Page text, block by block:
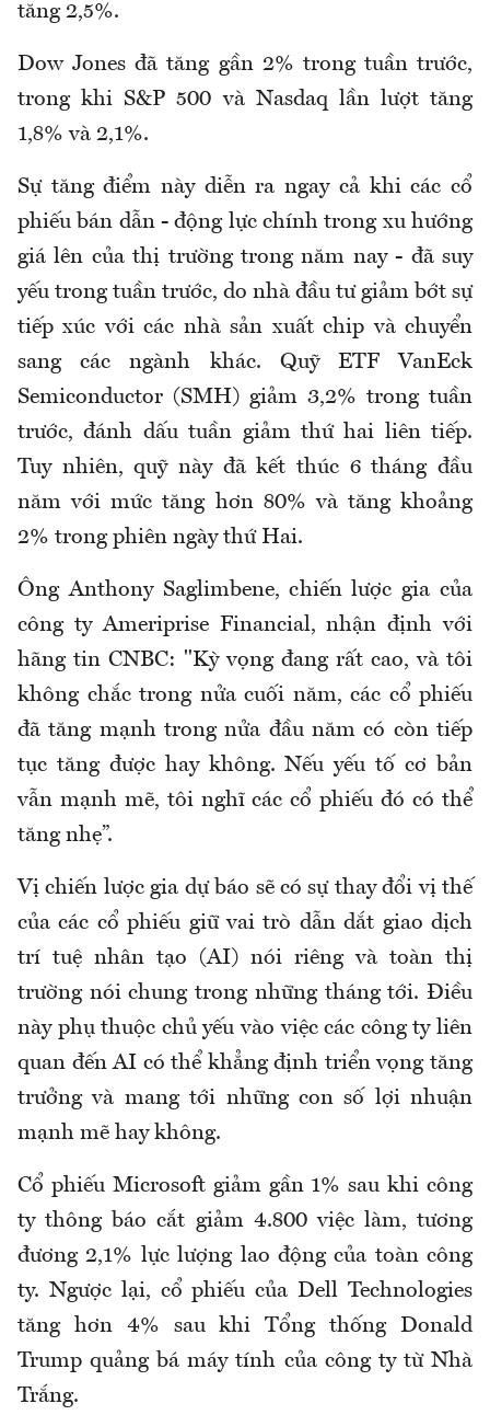
tăng 2,5%.
Dow Jones đã tăng gần 2% trong tuần trước,
trong khi S&P 500 và Nasdaq lần lượt tăng
1,8% và 2,1%.
Sự tăng điểm này diễn ra ngay cả khi các cổ
phiếu bán dẫn - động lực chính trong xu hướng
giá lên của thị trường trong năm nay - đã suy
yếu trong tuần trước, do nhà đầu tư giảm bớt sự
tiếp xúc với các nhà sản xuất chip và chuyển
sang các ngành khác. Quỹ ETF VanEck
Semiconductor (SMH) giảm 3,2% trong tuần
trước, đánh dấu tuần giảm thứ hai liên tiếp.
Tuy nhiên, quỹ này đã kết thúc 6 tháng đầu
năm với mức tăng hơn 80% và tăng khoảng
2% trong phiên ngày thứ Hai.
Ông Anthony Saglimbene, chiến lược gia của
công ty Ameriprise Financial, nhận định với
hãng tin CNBC: "Kỳ vọng đang rất cao, và tôi
không chắc trong nửa cuối năm, các cổ phiếu
đã tăng mạnh trong nửa đầu năm có còn tiếp
tục tăng được hay không. Nếu yếu tố cơ bản
vẫn mạnh mẽ, tôi nghĩ các cổ phiếu đó có thể
tăng nhẹ”.
Vị chiến lược gia dự báo sẽ có sự thay đổi vị thế
của các cổ phiếu giữ vai trò dẫn dắt giao dịch
trí tuệ nhân tạo (AI) nói riêng và toàn thị
trường nói chung trong những tháng tới. Điều
này phụ thuộc chủ yếu vào việc các công ty liên
quan đến AI có thể khẳng định triển vọng tăng
trưởng và mang tới những con số lợi nhuận
mạnh mẽ hay không.
Cổ phiếu Microsoft giảm gần 1% sau khi công
ty thông báo cắt giảm 4.800 việc làm, tương
đương 2,1% lực lượng lao động của toàn công
ty. Ngược lại, cổ phiếu của Dell Technologies
tăng hơn 4% sau khi Tổng thống Donald
Trump quảng bá máy tính của công ty từ Nhà
Trắng.